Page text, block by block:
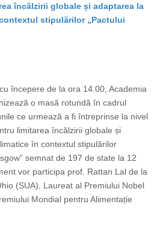
încălzirii globale și adaptarea la
stipulărilor „Pactului
începere de la ora 14.00, Academia
o masă rotundă în cadrul
ce urmează a fi întreprinse la nivel
limitarea încălzirii globale și
în contextul stipulărilor
semnat de 197 de state la 12
vor participa prof. Rattan Lal de la
(SUA), Laureat al Premiului Nobel
Mondial pentru Alimentație